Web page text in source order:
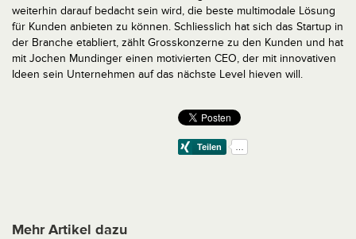
weiterhin darauf bedacht sein wird, die beste multimodale Lösung
für Kunden anbieten zu können. Schliesslich hat sich das Startup in
der Branche etabliert, zählt Grosskonzerne zu den Kunden und hat
mit Jochen Mundinger einen motivierten CEO, der mit innovativen
Ideen sein Unternehmen auf das nächste Level hieven will.
Mehr Artikel dazu